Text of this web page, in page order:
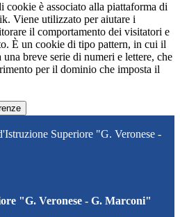
cookie è associato alla piattaforma di
Viene utilizzato per aiutare i
il comportamento dei visitatori e
È un cookie di tipo pattern, in cui il
breve serie di numeri e lettere, che
per il dominio che imposta il
Superiore "G. Veronese -
"G. Veronese - G. Marconi"